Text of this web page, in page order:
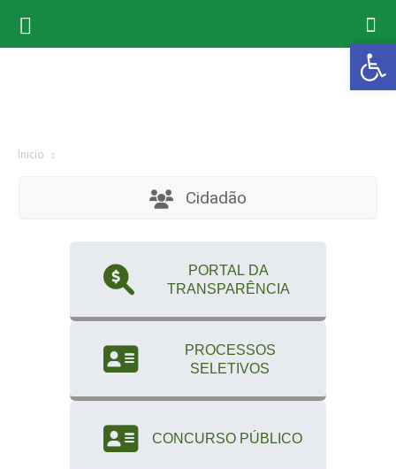
Inicio
Cidadão
PORTAL DA
TRANSPARÊNCIA
PROCESSOS
SELETIVOS
CONCURSO PÚBLICO